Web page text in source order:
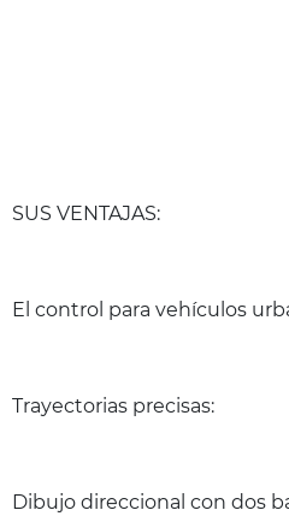
SUS VENTAJAS:
El control para vehículos
Trayectorias precisas:
Dibujo direccional con dos